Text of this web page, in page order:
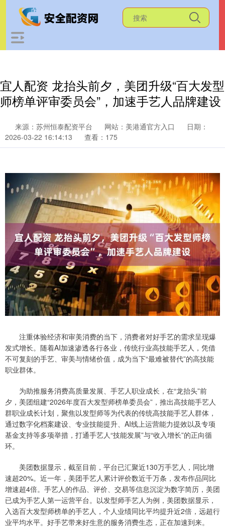
宜人配资 龙抬头前夕，美团升级“百大发型
师榜单评审委员会”，加速手艺人品牌建设
来源：苏州恒泰配资平台 网站：美港通官方入口
日期：
2026-03-22 16:14:13
查看：175
注重体验经济和审美消费的当下，消费者对好手艺的需求呈现爆
发式增长。随着AI加速渗透各行各业，传统行业高技能手艺人，凭借
不可复刻的手艺、审美与情绪价值，成为当下“最难被替代”的高技能
职业群体。
为助推服务消费高质量发展、手艺人职业成长，在“龙抬头”前
夕，美团组建“2026年度百大发型师榜单委员会”，推出高技能手艺人
群职业成长计划，聚焦以发型师等为代表的传统高技能手艺人群体，
通过数字化档案建设、专业技能提升、AI线上运营能力提效以及专项
基金支持等多项举措，打通手艺人“技能发展”与“收入增长”的正向循
环。
美团数据显示，截至目前，平台已汇聚近130万手艺人，同比增
速超20%。近一年，美团手艺人累计评价数近千万条，发布作品同比
增速超4倍。手艺人的作品、评价、交易等信息沉淀为数字简历，美团
已成为手艺人第一运营平台。以发型师手艺人为例，美团数据显示，
入选百大发型师榜单的手艺人，个人业绩同比平均提升近2倍，远超行
业平均水平。好手艺带来好生意的服务消费生态，正在加速到来。